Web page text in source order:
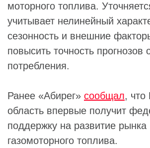
моторного топлива.
учитывает нелинейный
сезонность и внешние
повысить точность прогнозов
потребления.
Ранее «Абирег» сообщал, что
область впервые получит
поддержку на развитие рынка
газомоторного топлива.